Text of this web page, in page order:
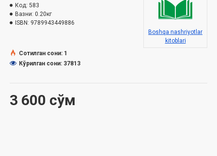
Ўлчами:84x108 1/32
3 600 сўм
Код: 583
Вазни: 0.20кг
ISBN: 9789943449886
Boshqa nashriyotlar
kitoblari
Сотилган сони: 1
Кўрилган сони: 37813